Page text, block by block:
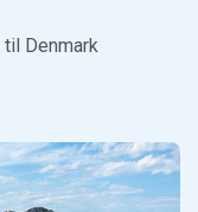
Denmark